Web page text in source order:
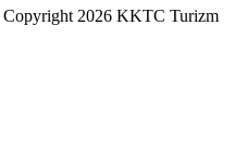
Copyright 2026 KKTC Turizm